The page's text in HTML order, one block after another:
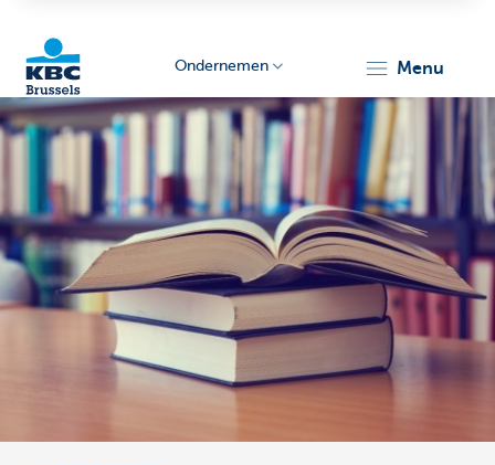
KBC
Ondernemers
Ondernemen menu